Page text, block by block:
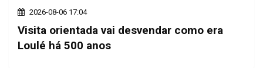
2026-08-06 17:04
Visita orientada vai desvendar como era
Loulé há 500 anos